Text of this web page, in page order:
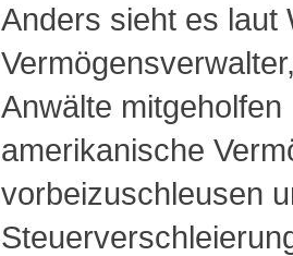
Anders sieht es laut
Anwälte
amerikanische
vorbeizuschleusen